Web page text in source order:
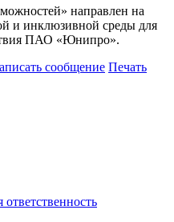
направлен на
и инклюзивной среды для
ПАО «Юнипро».
сообщение Печать